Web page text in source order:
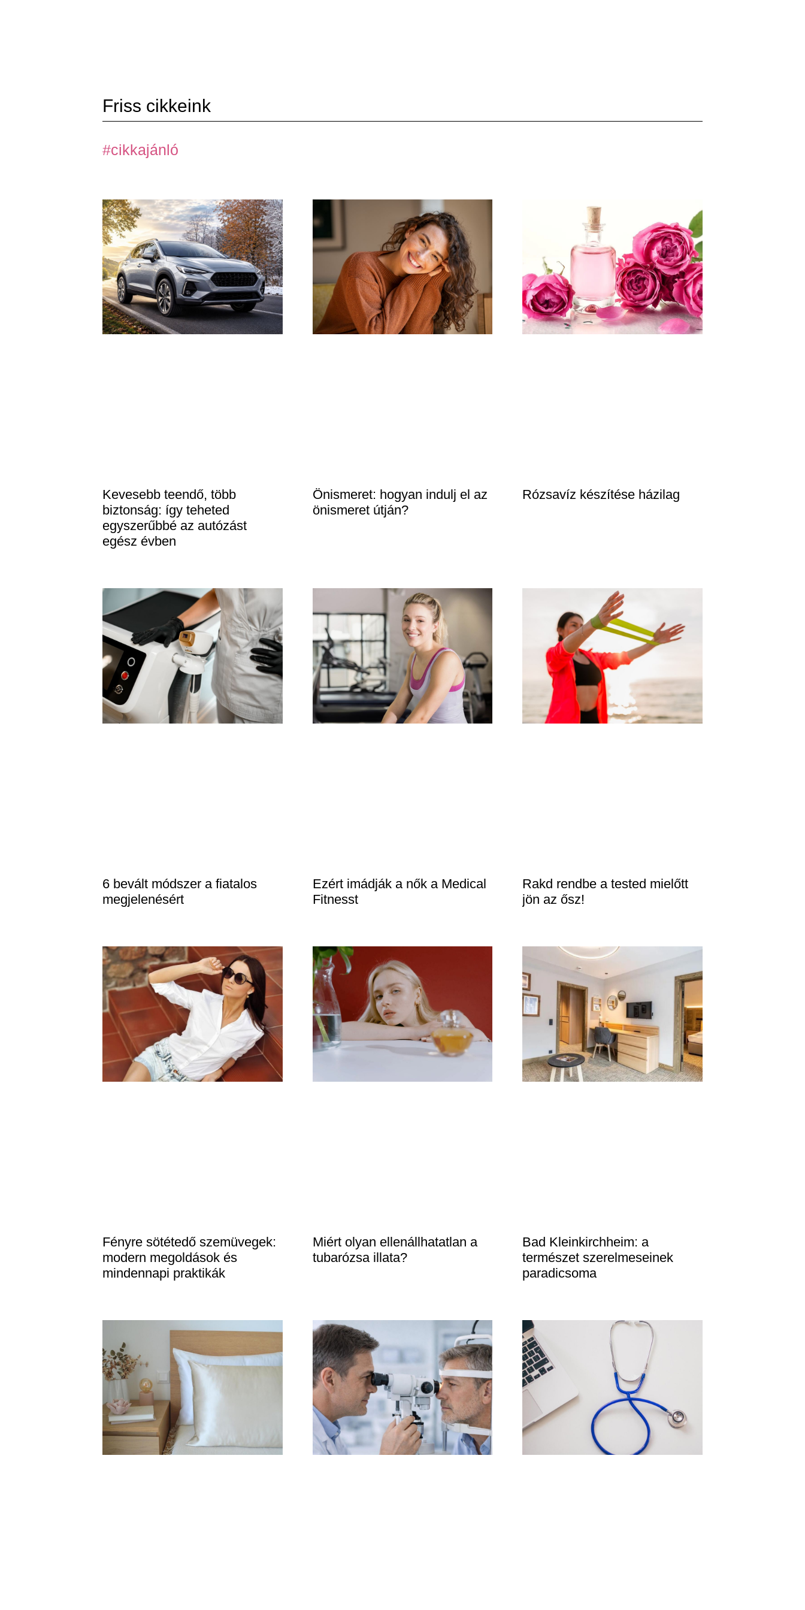
Friss cikkeink
#cikkajánló
Kevesebb teendő, több
biztonság: így teheted
egyszerűbbé az autózást
egész évben
Önismeret: hogyan indulj el az
önismeret útján?
Rózsavíz készítése házilag
6 bevált módszer a fiatalos
megjelenésért
Ezért imádják a nők a Medical
Fitnesst
Rakd rendbe a tested mielőtt
jön az ősz!
Fényre sötétedő szemüvegek:
modern megoldások és
mindennapi praktikák
Miért olyan ellenállhatatlan a
tubarózsa illata?
Bad Kleinkirchheim: a
természet szerelmeseinek
paradicsoma